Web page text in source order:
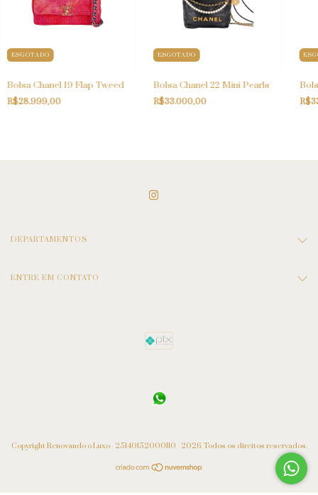
ESGOTADO
Bolsa Chanel 19 Flap Tweed
R$28.999,00
ESGOTADO
Bolsa Chanel 22 Mini Pearls
R$33.000,00
DEPARTAMENTOS
ENTRE EM CONTATO
Copyright Renovando o Luxo - 25140152000110 - 2026. Todos os direitos reservados.